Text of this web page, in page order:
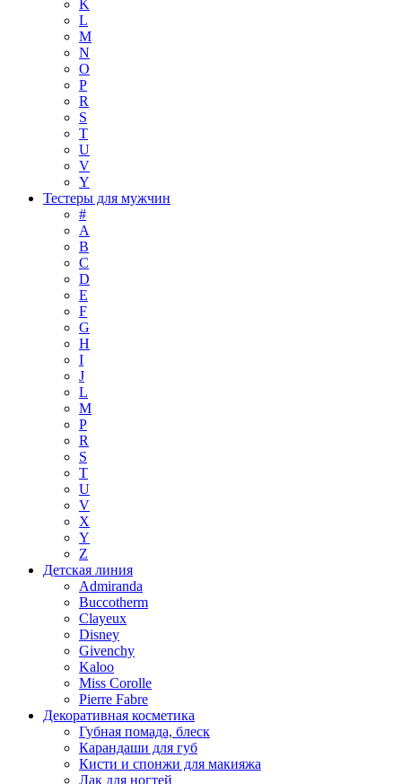
K
L
M
N
O
P
R
S
T
U
V
Y
Тестеры для мужчин
#
A
B
C
D
E
F
G
H
I
J
L
M
P
R
S
T
U
V
X
Y
Z
Детская линия
Admiranda
Buccotherm
Clayeux
Disney
Givenchy
Kaloo
Miss Corolle
Pierre Fabre
Декоративная косметика
Губная помада, блеск
Карандаши для губ
Кисти и спонжи для макияжа
Лак для ногтей